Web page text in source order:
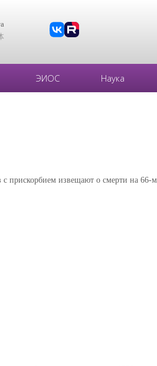
ЭИОС Наука
прискорбием извещают о смерти на